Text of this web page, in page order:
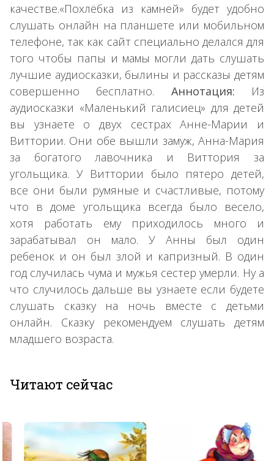
качестве.«Похлёбка из камней» будет удобно
слушать онлайн на планшете или мобильном
телефоне, так как сайт специально делался для
того чтобы папы и мамы могли дать слушать
лучшие аудиосказки, былины и рассказы детям
совершенно бесплатно. Аннотация: Из
аудиосказки «Маленький галисиец» для детей
вы узнаете о двух сестрах Анне-Марии и
Виттории. Они обе вышли замуж, Анна-Мария
за богатого лавочника и Виттория за
угольщика. У Виттории было пятеро детей,
все они были румяные и счастливые, потому
что в доме угольщика всегда было весело,
хотя работать ему приходилось много и
зарабатывал он мало. У Анны был один
ребенок и он был злой и капризный. В один
год случилась чума и мужья сестер умерли. Ну а
что случилось дальше вы узнаете если будете
слушать сказку на ночь вместе с детьми
онлайн. Сказку рекомендуем слушать детям
младшего возраста.
Читают сейчас